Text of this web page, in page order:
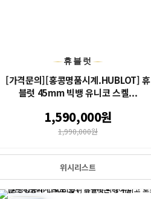
휴블럿
[가격문의][홍콩명품시계.HUBLOT] 휴
블럿 45mm 빅뱅 유니코 스켈...
1,590,000원
1,990,000원
위시리스트